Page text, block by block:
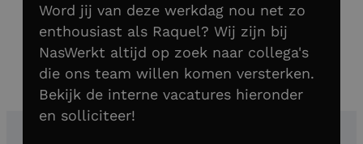
Word jij van deze werkdag nou net zo
enthousiast als Raquel? Wij zijn bij
NasWerkt altijd op zoek naar collega's
die ons team willen komen versterken.
Bekijk de interne vacatures hieronder
en solliciteer!